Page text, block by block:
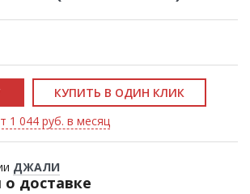
КУПИТЬ В ОДИН КЛИК
1 044 руб. в месяц
ДЖАЛИ
доставке